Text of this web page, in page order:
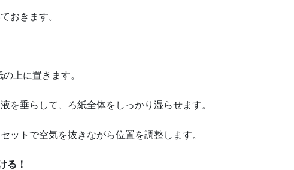
おきます。
上に置きます。
を垂らして、ろ紙全体をしっかり湿らせます。
ットで空気を抜きながら位置を調整します。
る！